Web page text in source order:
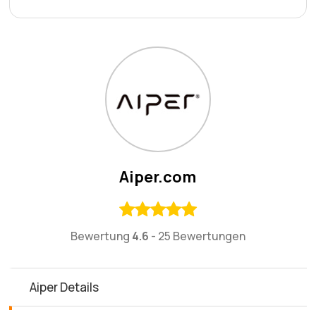
Aiper.com
Bewertung 4.6 - 25 Bewertungen
Aiper Details